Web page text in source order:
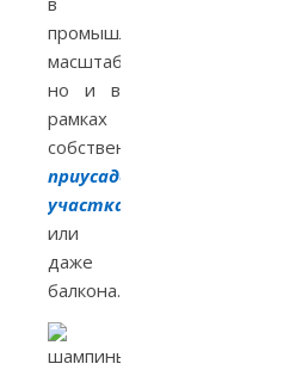
промышленных
масштабах,
но и в
рамках
собственного
приусадебного
участка
или
даже
балкона.